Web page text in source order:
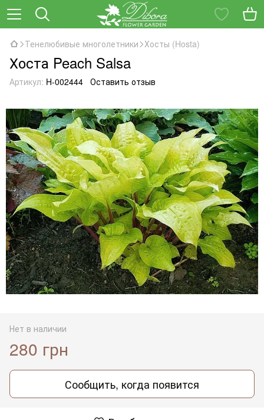
Тенелюбивые многолетники Хосты (Hosta)
Хоста Peach Salsa
Артикул: H-002444 Оставить отзыв
Нет в наличии
280 грн
Сообщить, когда появится